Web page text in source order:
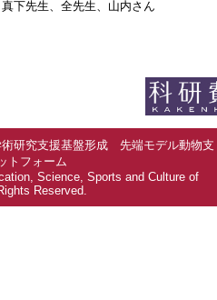
下先生、全先生、山内さん
研究支援基盤形成 先端モデル動物支
トフォーム
Science, Sports and Culture of
Reserved.